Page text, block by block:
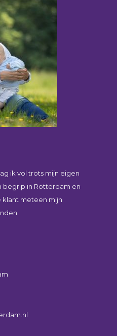
ik vol trots mijn eigen
begrip in Rotterdam en
meteen mijn